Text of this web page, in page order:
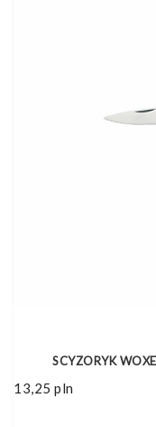
SCYZORYK
13,25 pln